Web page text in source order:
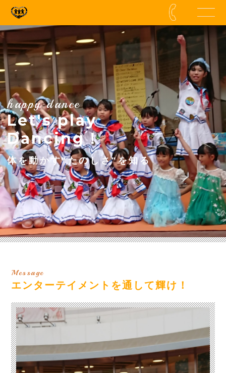
happy dance
Let's play
Dancing！
体を動かす"たのしさ"を知る
Message
エンターテイメントを通して輝け！